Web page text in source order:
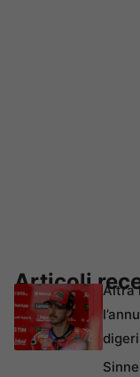
Articoli
Altra